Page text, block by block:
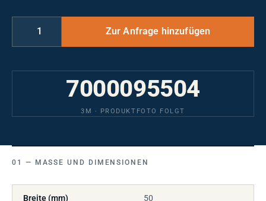
7000095504
3M · PRODUKTFOTO FOLGT
MASSE UND DIMENSIONEN
Breite (mm) 50